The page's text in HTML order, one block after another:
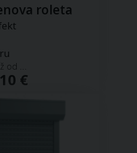
roleta
od ...
€